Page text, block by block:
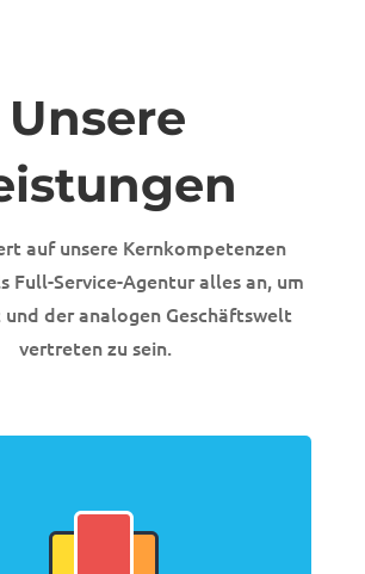
Unsere
auf unsere Kernkompetenzen
Full-Service-Agentur alles an, um
der analogen Geschäftswelt
vertreten zu sein.